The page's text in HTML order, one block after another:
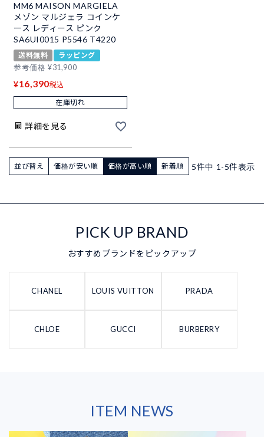
MM6 MAISON MARGIELA
メゾン マルジェラ コインケ
ース レディース ピンク
SA6UI0015 P5546 T4220
送料無料
ラッピング
参考価格 ¥31,900
¥16,390税込
在庫切れ
詳細を見る
並び替え 価格が安い順 価格が高い順 新着順 5件中 1 -5件表示
PICK UP BRAND
おすすめブランドをピックアップ
CHANEL LOUIS VUITTON PRADA
CHLOE GUCCI BURBERRY
ITEM NEWS